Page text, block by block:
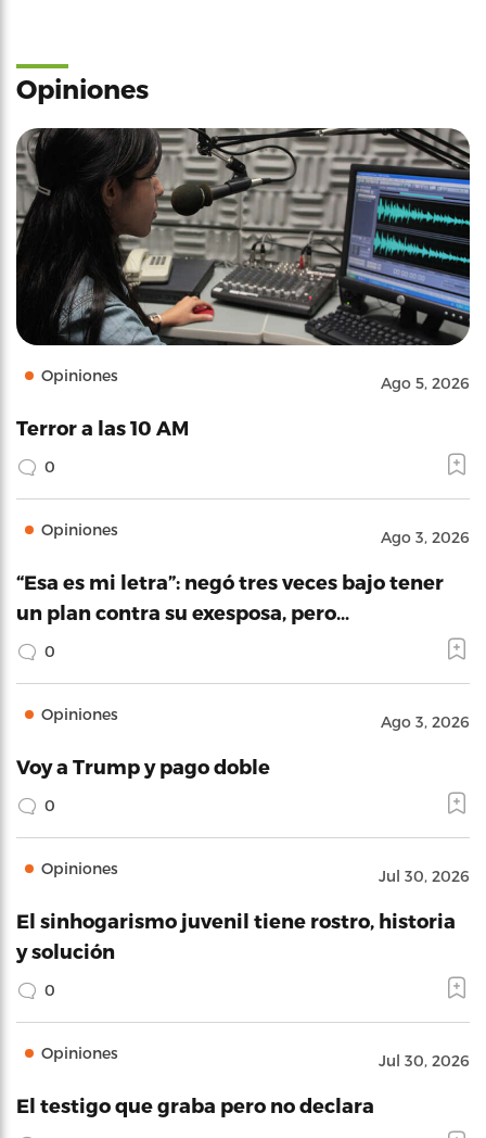
Opiniones
Opiniones Ago 5, 2026
Terror a las 10 AM
0
Opiniones Ago 3, 2026
“Esa es mi letra”: negó tres veces bajo tener
un plan contra su exesposa, pero…
0
Opiniones Ago 3, 2026
Voy a Trump y pago doble
0
Opiniones Jul 30, 2026
El sinhogarismo juvenil tiene rostro, historia
y solución
0
Opiniones Jul 30, 2026
El testigo que graba pero no declara